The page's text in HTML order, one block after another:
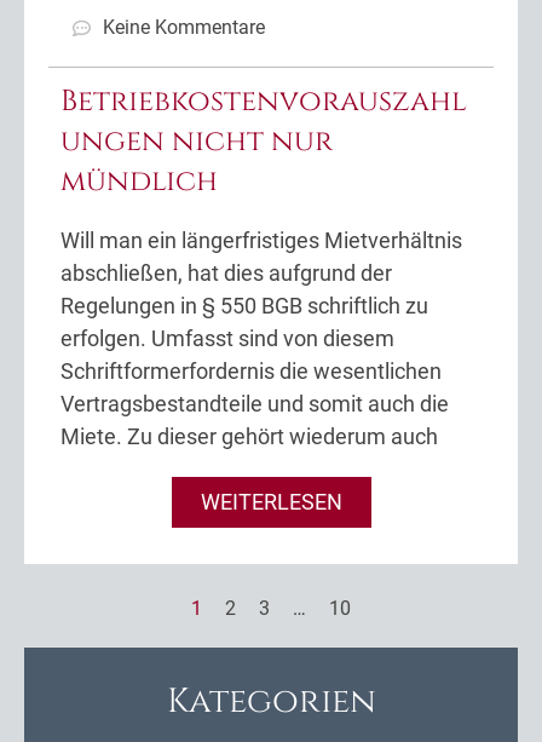
Keine Kommentare
Betriebkostenvorauszahl
ungen nicht nur
mündlich
Will man ein längerfristiges Mietverhältnis
abschließen, hat dies aufgrund der
Regelungen in § 550 BGB schriftlich zu
erfolgen. Umfasst sind von diesem
Schriftformerfordernis die wesentlichen
Vertragsbestandteile und somit auch die
Miete. Zu dieser gehört wiederum auch
WEITERLESEN
1 2 3 … 10
Kategorien